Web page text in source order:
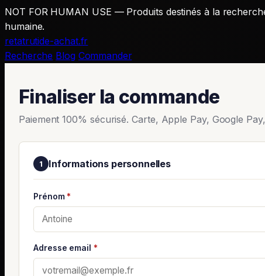
NOT FOR HUMAN USE — Produits destinés à la
humaine.
retatrutide-achat.fr
Recherche Blog Commander
Finaliser la commande
Paiement 100% sécurisé. Carte, Apple Pay, Google
1 Informations personnelles
Prénom*
Adresse email *